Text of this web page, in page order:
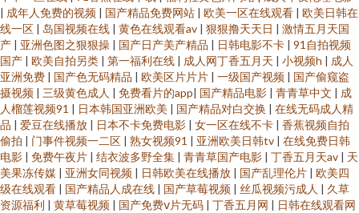
| 成年人免费的视频 | 国产精品免费网站 | 欧美一区在线观看 | 欧美日韩在
线一区 | 岛国视频在线 | 黄色在线观看av | 狠狠撸天天日 | 激情五月天国
产 | 亚洲色图之狠狠操 | 国产日产美产精品 | 日韩电影不卡 | 91自拍视频
国产 | 欧美自拍另类 | 第一福利在线 | 成人网丁香五月天 | 小视频h | 成人
亚洲免费 | 国产色无码精品 | 欧美区片片片 | 一级国产视频 | 国产偷窥盗
摄视频 | 三级黄色成人 | 免费看片的app| 国产精品电影 | 青青草中文 | 成
人榴莲视频91 | 日本韩国亚洲欧美 | 国产精品对白交换 | 在线无码成人精
品 | 爱豆在线播放 | 日本不卡免费电影 | 女一区在线不卡 | 香蕉视频自拍
偷拍 | 门事件视频一二区 | 熟女视频91 | 亚洲欧美日韩tv | 在线免费日韩
电影 | 免费午夜片 | 结衣波多野全集 | 青青草国产电影 | 丁香五月天av | 天
美果冻传媒 | 亚洲女同视频 | 日韩欧美在线播放 | 国产乱理伦片 | 欧美四
级在线观看 | 国产精品人成在线 | 国产草莓视频 | 丝瓜视频污成人 | 久草
资源福利 | 黄草莓视频 | 国产免费ⅴ片无码 | 丁香五月网 | 日韩在线观看网